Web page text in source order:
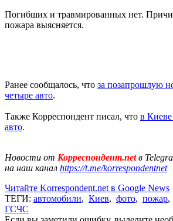
Погибших и травмированных нет.
пожара выясняется.
Ранее сообщалось, что за позапрошлую
четыре авто.
Также Корреспондент писал, что в Киеве
авто.
Новости от Корреспондент.netв
на наш канал https://t.me/korrespondentnet
Читайте Korrespondent.net в Google News
ТЕГИ: автомобили, Киев, фото, пожар,
ГСЧС